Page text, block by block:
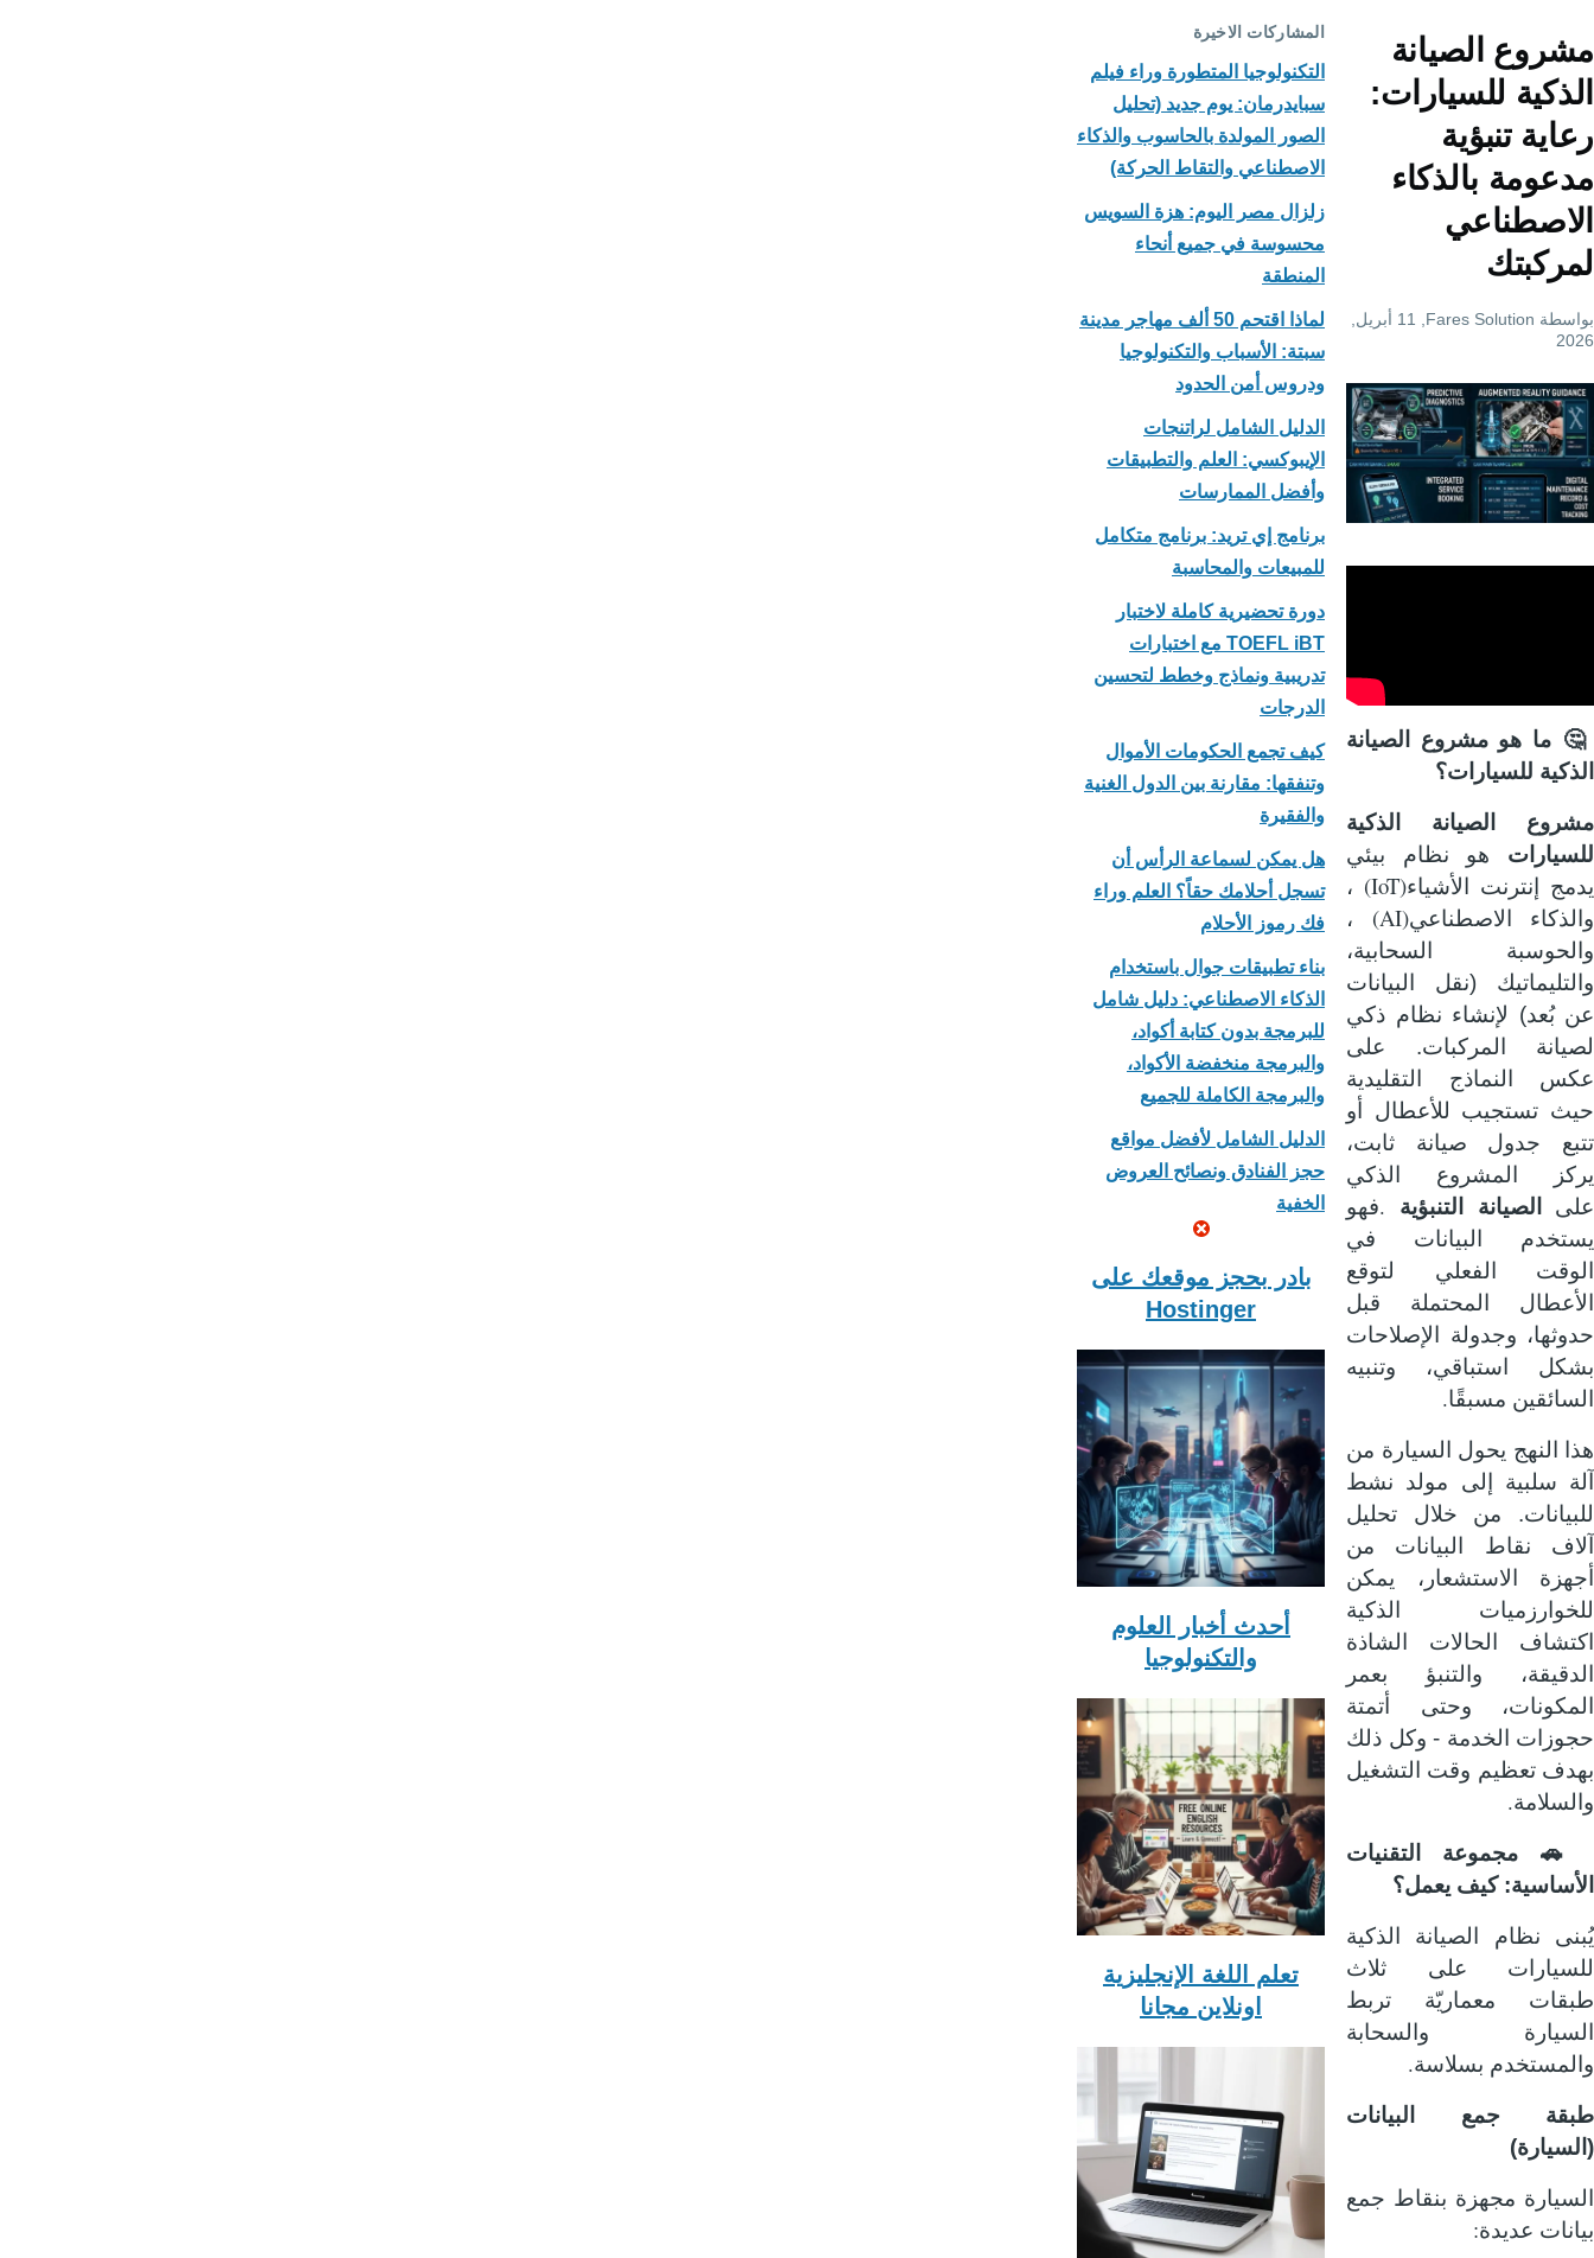
مشروع الصيانة
الذكية للسيارات:
رعاية تنبؤية
مدعومة بالذكاء
الاصطناعي
لمركبتك
بواسطة Fares Solution
, 11 أبريل,
2026
🤔 ما هو مشروع الصيانة
الذكية للسيارات؟
مشروع الصيانة الذكية
للسيارات هو نظام بيئي
يدمج إنترنت الأشياء(IoT) ،
والذكاء الاصطناعي(AI)
،
والحوسبة السحابية،
والتليماتيك (نقل البيانات
عن بُعد) لإنشاء نظام ذكي
لصيانة المركبات. على
عكس النماذج التقليدية
حيث تستجيب للأعطال أو
تتبع جدول صيانة ثابت،
يركز المشروع الذكي
على
الصيانة التنبؤية .فهو
يستخدم البيانات في
الوقت الفعلي لتوقع
الأعطال المحتملة قبل
حدوثها، وجدولة الإصلاحات
بشكل استباقي، وتنبيه
السائقين مسبقًا.
هذا النهج يحول السيارة من
آلة سلبية إلى مولد نشط
للبيانات. من خلال تحليل
آلاف نقاط البيانات من
أجهزة الاستشعار، يمكن
للخوارزميات الذكية
اكتشاف الحالات الشاذة
الدقيقة، والتنبؤ بعمر
المكونات، وحتى أتمتة
حجوزات الخدمة - وكل ذلك
بهدف تعظيم وقت التشغيل
والسلامة.
🚗
مجموعة التقنيات
الأساسية: كيف يعمل؟
يُبنى نظام الصيانة الذكية
للسيارات على ثلاث
طبقات معماريّة تربط
السيارة والسحابة
والمستخدم بسلاسة.
طبقة جمع البيانات
(السيارة)
السيارة مجهزة بنقاط جمع
بيانات عديدة:
المشاركات الاخيرة
التكنولوجيا المتطورة وراء فيلم
سبايدرمان: يوم جديد (تحليل
الصور المولدة بالحاسوب والذكاء
الاصطناعي والتقاط الحركة)
زلزال مصر اليوم: هزة السويس
محسوسة في جميع أنحاء
المنطقة
لماذا اقتحم 50 ألف مهاجر مدينة
سبتة: الأسباب والتكنولوجيا
ودروس أمن الحدود
الدليل الشامل لراتنجات
الإيبوكسي: العلم والتطبيقات
وأفضل الممارسات
برنامج إي تريد: برنامج متكامل
للمبيعات والمحاسبة
دورة تحضيرية كاملة لاختبار
TOEFL iBT مع اختبارات
تدريبية ونماذج وخطط لتحسين
الدرجات
كيف تجمع الحكومات الأموال
وتنفقها: مقارنة بين الدول الغنية
والفقيرة
هل يمكن لسماعة الرأس أن
تسجل أحلامك حقاً؟ العلم وراء
فك رموز الأحلام
بناء تطبيقات جوال باستخدام
الذكاء الاصطناعي: دليل شامل
للبرمجة بدون كتابة أكواد،
والبرمجة منخفضة الأكواد،
والبرمجة الكاملة للجميع
الدليل الشامل لأفضل مواقع
حجز الفنادق ونصائح العروض
الخفية
بادر بحجز موقعك على
Hostinger
أحدث أخبار العلوم
والتكنولوجيا
تعلم اللغة الإنجليزية
اونلاين مجانا